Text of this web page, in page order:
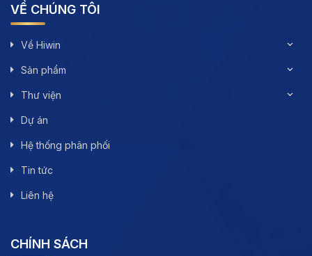
VỀ CHÚNG TÔI
Về Hiwin
Sản phẩm
Thư viện
Dự án
Hệ thống phân phối
Tin tức
Liên hệ
CHÍNH SÁCH